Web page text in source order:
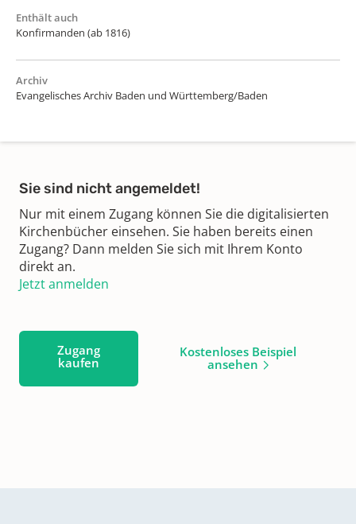
Enthält auch
Konfirmanden (ab 1816)
Archiv
Evangelisches Archiv Baden und Württemberg/Baden
Sie sind nicht angemeldet!
Nur mit einem Zugang können Sie die digitalisierten
Kirchenbücher einsehen. Sie haben bereits einen
Zugang? Dann melden Sie sich mit Ihrem Konto
direkt an.
Jetzt anmelden
Zugang
kaufen
Kostenloses Beispiel
ansehen